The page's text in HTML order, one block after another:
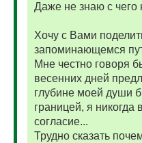
Даже не знаю с чего
Хочу с Вами
запоминающемся
Мне честно говоря
весенних дней
глубине моей души
границей, я никогда
согласие...
Трудно сказать